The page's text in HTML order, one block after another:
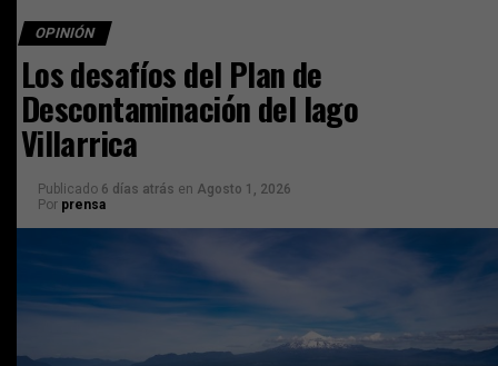
OPINIÓN
Los desafíos del Plan de
Descontaminación del lago
Villarrica
Publicado 6 días atrás en Agosto 1, 2026
Por prensa